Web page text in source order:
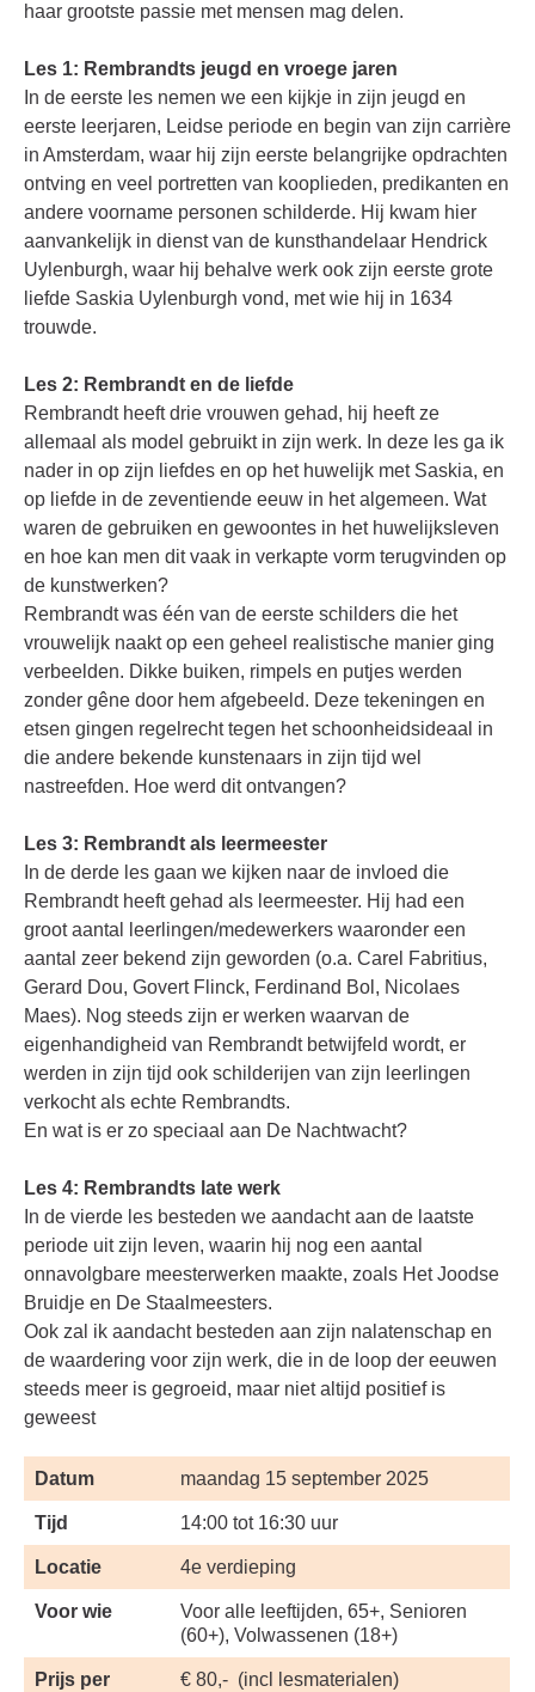
haar grootste passie met mensen mag delen.
Les 1: Rembrandts jeugd en vroege jaren
In de eerste les nemen we een kijkje in zijn jeugd en
eerste leerjaren, Leidse periode en begin van zijn carrière
in Amsterdam, waar hij zijn eerste belangrijke opdrachten
ontving en veel portretten van kooplieden, predikanten en
andere voorname personen schilderde. Hij kwam hier
aanvankelijk in dienst van de kunsthandelaar Hendrick
Uylenburgh, waar hij behalve werk ook zijn eerste grote
liefde Saskia Uylenburgh vond, met wie hij in 1634
trouwde.
Les 2: Rembrandt en de liefde
Rembrandt heeft drie vrouwen gehad, hij heeft ze
allemaal als model gebruikt in zijn werk. In deze les ga ik
nader in op zijn liefdes en op het huwelijk met Saskia, en
op liefde in de zeventiende eeuw in het algemeen. Wat
waren de gebruiken en gewoontes in het huwelijksleven
en hoe kan men dit vaak in verkapte vorm terugvinden op
de kunstwerken?
Rembrandt was één van de eerste schilders die het
vrouwelijk naakt op een geheel realistische manier ging
verbeelden. Dikke buiken, rimpels en putjes werden
zonder gêne door hem afgebeeld. Deze tekeningen en
etsen gingen regelrecht tegen het schoonheidsideaal in
die andere bekende kunstenaars in zijn tijd wel
nastreefden. Hoe werd dit ontvangen?
Les 3: Rembrandt als leermeester
In de derde les gaan we kijken naar de invloed die
Rembrandt heeft gehad als leermeester. Hij had een
groot aantal leerlingen/medewerkers waaronder een
aantal zeer bekend zijn geworden (o.a. Carel Fabritius,
Gerard Dou, Govert Flinck, Ferdinand Bol, Nicolaes
Maes). Nog steeds zijn er werken waarvan de
eigenhandigheid van Rembrandt betwijfeld wordt, er
werden in zijn tijd ook schilderijen van zijn leerlingen
verkocht als echte Rembrandts.
En wat is er zo speciaal aan De Nachtwacht?
Les 4: Rembrandts late werk
In de vierde les besteden we aandacht aan de laatste
periode uit zijn leven, waarin hij nog een aantal
onnavolgbare meesterwerken maakte, zoals Het Joodse
Bruidje en De Staalmeesters.
Ook zal ik aandacht besteden aan zijn nalatenschap en
de waardering voor zijn werk, die in de loop der eeuwen
steeds meer is gegroeid, maar niet altijd positief is
geweest
Datum maandag 15 september 2025
Tijd 14:00 tot 16:30 uur
Locatie 4e verdieping
Voor wie
Voor alle leeftijden, 65+, Senioren
(60+), Volwassenen (18+)
Prijs per
€ 80,- (incl lesmaterialen)